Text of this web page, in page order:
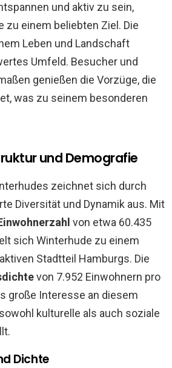
und aktiv zu sein,
zu einem beliebten Ziel. Die
Leben und Landschaft
Umfeld. Besucher und
genießen die Vorzüge, die
was zu seinem besonderen
und Demografie
zeichnet sich durch
Diversität und Dynamik aus. Mit
von etwa 60.435
sich Winterhude zu einem
Stadtteil Hamburgs. Die
von 7.952 Einwohnern pro
große Interesse an diesem
kulturelle als auch soziale
Dichte